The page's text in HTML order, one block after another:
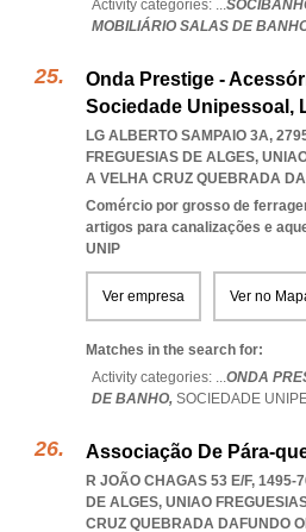
Activity categories: ...
MOBILIÁRIO SALAS DE
Onda Prestige -
Sociedade Unipessoal,
LG ALBERTO SAMPAIO 3A,
FREGUESIAS DE ALGES,
A VELHA CRUZ QUEBRADA
Comércio por grosso de
artigos para canalizações e
UNIP
Ver empresa Ver no
Matches in the search for:
Activity categories: ...ONDA
DE BANHO, SOCIEDADE
Associação De Pára-
R JOÃO CHAGAS 53 E/F, 1495-
DE ALGES, UNIAO
CRUZ QUEBRADA DAFUNDO